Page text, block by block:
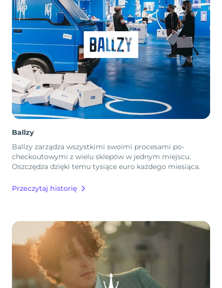
Ballzy
Ballzy zarządza wszystkimi swoimi procesami po-
checkoutowymi z wielu sklepów w jednym miejscu.
Oszczędza dzięki temu tysiące euro każdego miesiąca.
Przeczytaj historię